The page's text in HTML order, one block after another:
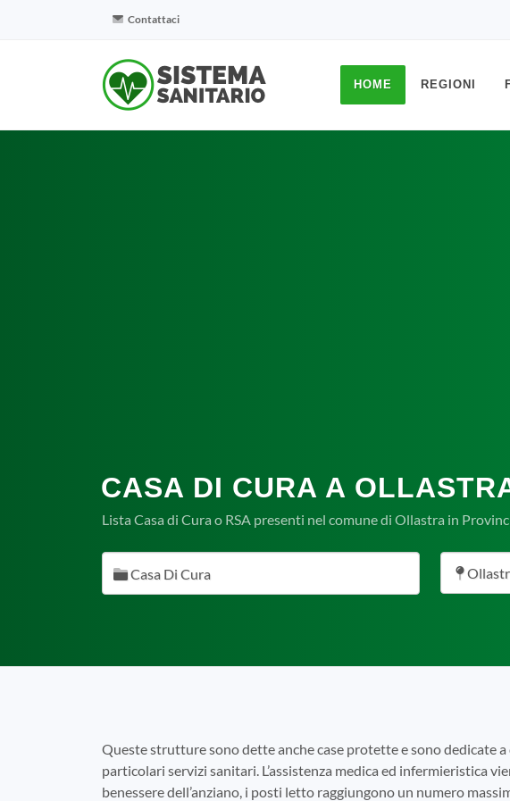
Contattaci
HOME REGIONI
CASA DI CURA A
Lista Casa di Cura o RSA presenti nel comune di Ollastra in
Casa Di Cura
Queste strutture sono dette anche case protette e sono dedicate
particolari servizi sanitari. L’assistenza medica ed infermieristica
benessere dell’anziano, i posti letto raggiungono un numero